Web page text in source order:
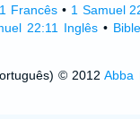
Francês • 1 Samuel
22:11 Inglês•
© 2012Abba